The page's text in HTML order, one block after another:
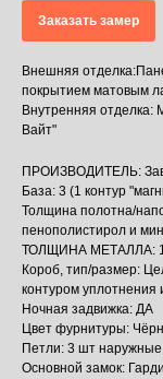
Заказать замер
Внешняя
покрытием матовым
Внутренняя отделка:
Вайт"
ПРОИЗВОДИТЕЛЬ:
База: 3 (1 контур
Толщина полотна/
пенополистирол и
ТОЛЩИНА МЕТАЛЛА:
Короб, тип/размер:
контуром уплотнения
Ночная задвижка: ДА
Цвет фурнитуры:
Петли: 3 шт
Основной замок: